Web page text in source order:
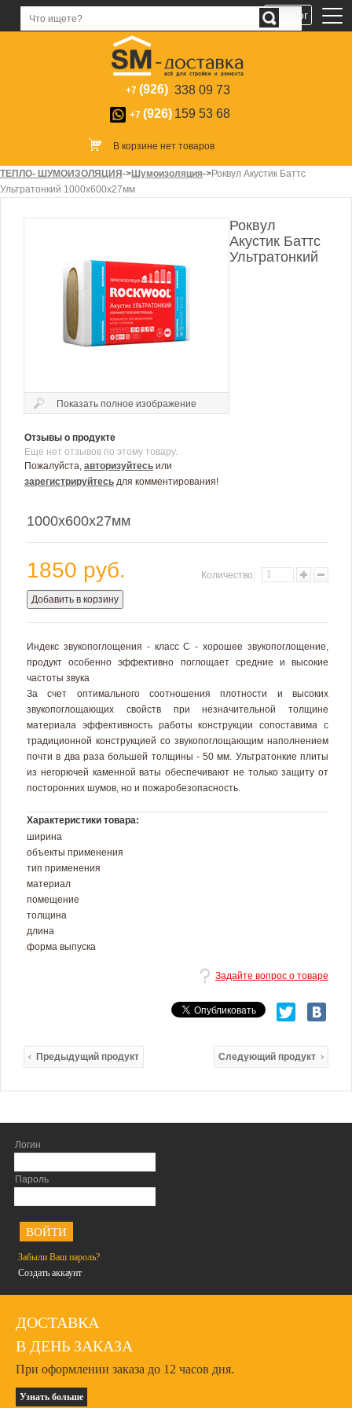
+7 (926) 338 09 73
+7 (926) 159 53 68
В корзине нет товаров
Логин
Пароль
Забыли Ваш пароль?
Создать аккаунт
ДОСТАВКА
В ДЕНЬ ЗАКАЗА
При оформлении заказа до 12 часов дня.
Узнать больше
ТЕПЛО- ШУМОИЗОЛЯЦИЯ->Шумоизоляция->Роквул Акустик Баттс
Ультратонкий 1000х600х27мм
Показать полное изображение
Отзывы о продукте
Еще нет отзывов по этому товару.
Пожалуйста, авторизуйтесь или
зарегистрируйтесь для комментирования!
Роквул
Акустик Баттс
Ультратонкий
1000х600х27мм
1850 руб. Количество:
Добавить в корзину
Индекс звукопоглощения - класс С - хорошее звукопоглощение,
продукт особенно эффективно поглощает средние и высокие
частоты звука
За счет оптимального соотношения плотности и высоких
звукопоглощающих свойств при незначительной толщине
материала эффективность работы конструкции сопоставима с
традиционной конструкцией со звукопоглощающим наполнением
почти в два раза большей толщины - 50 мм. Ультратонкие плиты
из негорючей каменной ваты обеспечивают не только защиту от
посторонних шумов, но и пожаробезопасность.
Характеристики товара:
ширина
объекты применения
тип применения
материал
помещение
толщина
длина
форма выпуска
Задайте вопрос о товаре
Предыдущий продукт Следующий продукт
Каталог